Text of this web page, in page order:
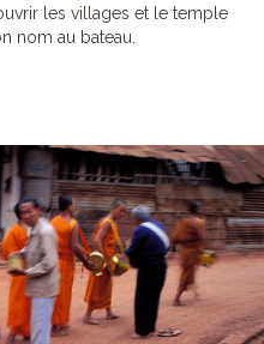
les villages et le temple
nom au bateau.